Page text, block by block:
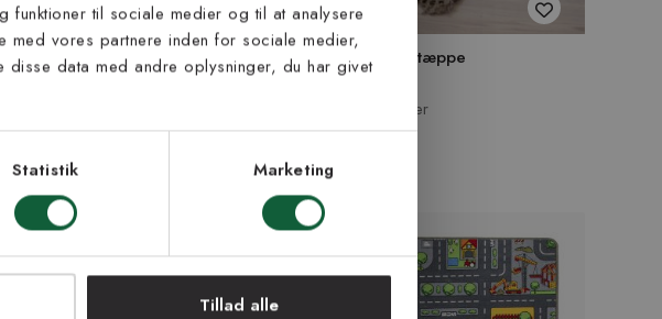
til sociale medier og til at analysere
vores partnere inden for sociale medier,
disse data med andre oplysninger, du har givet
Statistik Marketing
Tillad alle
- entrémåtte i
+3 farver
Smickra brun - kludetæppe
Fra 189 kr
6 størrelser | +11 farver